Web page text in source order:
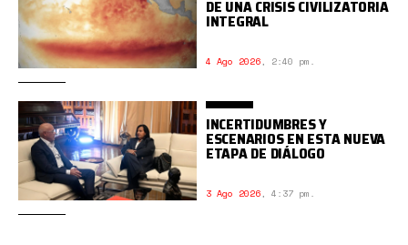
DE UNA CRISIS CIVILIZATORIA
INTEGRAL
4 Ago 2026, 2:40 pm.
INCERTIDUMBRES Y
ESCENARIOS EN ESTA NUEVA
ETAPA DE DIÁLOGO
3 Ago 2026, 4:37 pm.